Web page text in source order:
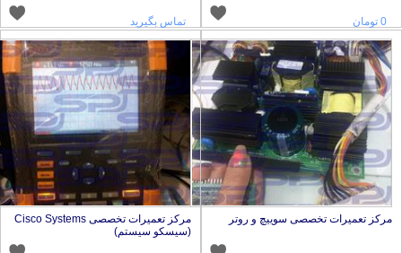
تماس بگیرید
تعمیرات تخصصی سوییچ و روتر
مرکز تعمیرات تخصصی Cisco Systems
(سیسکو سیستم)